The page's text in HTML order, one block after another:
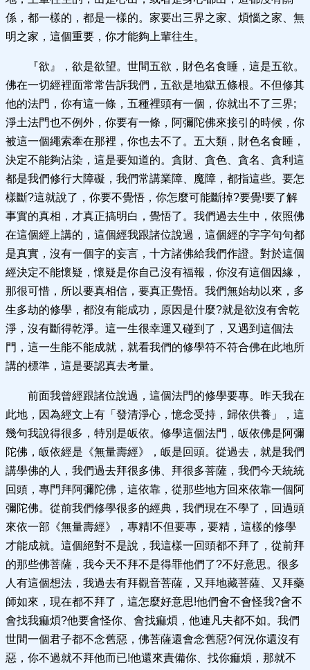
係，都一樣的，都是一樣的。家要出三界之家、煩惱之家、無
明之家，這個重要，你才能夠上輩往生。
『欲』，欲是欲望。世間五欲，財色名食睡，這是五欲。
佛在一切經裡面常常告訴我們，五欲是地獄五條根。不但修其
他的法門，你有這一條，五種裡頭有一個，你就出不了三界;
淨土法門也不例外，你要有一條，阿彌陀佛來接引的時候，你
被這一個繩索牽在那裡，你也去不了。五大類，財色名食睡，
決定不能夠沾染，這是要知道的。貪財、貪色、貪名、貪利這
都是我們修行大障礙，我們常講業障、魔障，都指這些。要怎
樣斷?這就說了，你要不覺悟，你怎麼可能斷掉?要覺!要了解
事實的真相，才真正搞明白，覺悟了。我們過去生中，依照佛
在這個經上講的，這個經我跟諸位說過，這個經的字字句句都
是真實，沒有一個字的妄言，十方諸佛給我們作證。對於這個
經決定不能懷疑，懷疑是你自己沒有福報，你沒有這個因緣，
那很可惜，所以要真相信，要真正覺悟。我們無始劫以來，多
生多劫的修學，都沒有能成功，原因是什麼?就是欲沒有舍乾
淨，沒有斷得乾淨。這一生很幸運又碰到了，又遇到這個法
門，這一生能不能成就，就看我們的修學符不符合佛在此地所
講的標準，這是要認真去考量。
前面我曾經跟諸位說過，這個法門的修學要專。昨天我在
此地，因為經文上有「發清淨心，憶念受持，歸依供養」，這
幾句我說得很多，特別是皈依。修學這個法門，皈依佛是阿彌
陀佛，皈依經是《無量壽經》，皈是回頭。從過去，就是我們
講學佛的人，我們過去拜很多佛、拜很多菩薩，我們今天統統
回頭，專門拜阿彌陀佛，這依靠，從那些地方回來依靠一個阿
彌陀佛。從前我們修學很多的經典，我們現在不學了，回過頭
來依一部《無量壽經》，專精!不但要專，要精，這樣的修學
才能成就。這個絕對不是說，我這樣一回頭都不拜了，從前拜
的那些佛菩薩，我今天不拜不是得罪他們了?不好意思。很多
人有這個想法，我過去有拜觀音菩薩，又拜地藏菩薩、又拜藥
師如來，現在都不拜了，這怎麼好意思!他們會不會怪我?會不
會找我痲煩?他要會怪你、會找痲煩，他連凡夫都不如。我們
世間一個君子都不念舊惡，佛菩薩還會念舊惡?何況你還沒有
惡，你不過就不拜他而已!他還來責備你、找你痲煩，那就不